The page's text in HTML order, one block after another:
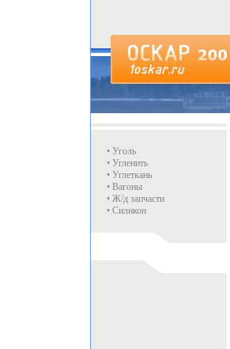
• Уголь
• Угленить
• Углеткань
• Вагоны
• Ж/д запчасти
• Силикон